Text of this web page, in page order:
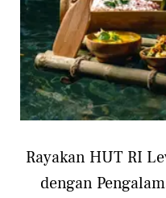
Rayakan HUT RI
dengan